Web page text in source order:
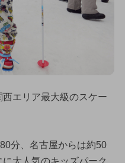
西エリア最大級のスケー
分、名古屋からは約50